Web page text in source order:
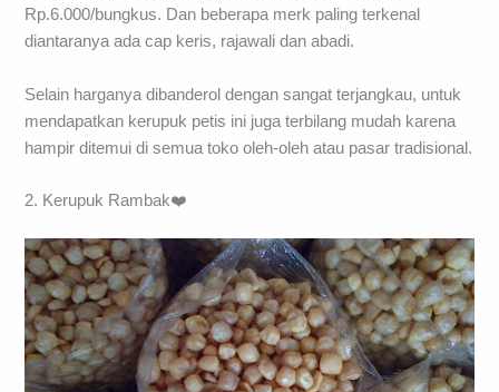
Rp.6.000/bungkus. Dan beberapa merk paling terkenal
diantaranya ada cap keris, rajawali dan abadi.
Selain harganya dibanderol dengan sangat terjangkau, untuk
mendapatkan kerupuk petis ini juga terbilang mudah karena
hampir ditemui di semua toko oleh-oleh atau pasar tradisional.
2. Kerupuk Rambak❤️